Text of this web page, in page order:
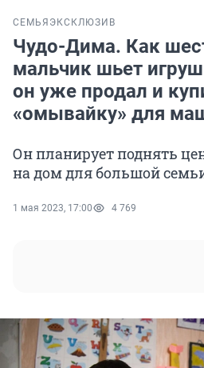
СЕМЬЯ ЭКСКЛЮЗИВ
Чудо-Дима. Как
мальчик шьет
он уже продал и
«омывайку» для
Он планирует поднять
на дом для большой
1 мая 2023, 17:00 4 769